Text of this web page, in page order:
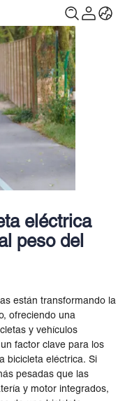
eléctrica
peso del
están transformando la
ofreciendo una
y vehículos
factor clave para los
bicicleta eléctrica. Si
pesadas que las
y motor integrados,